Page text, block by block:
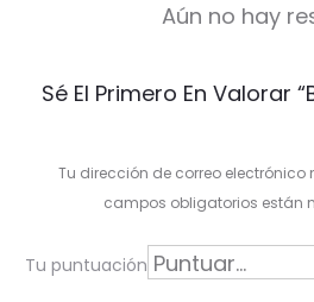
V
a
r
Aún no hay
Sé El Primero En Valorar
Tu dirección de correo electrónico
campos obligatorios están
Tu puntuación